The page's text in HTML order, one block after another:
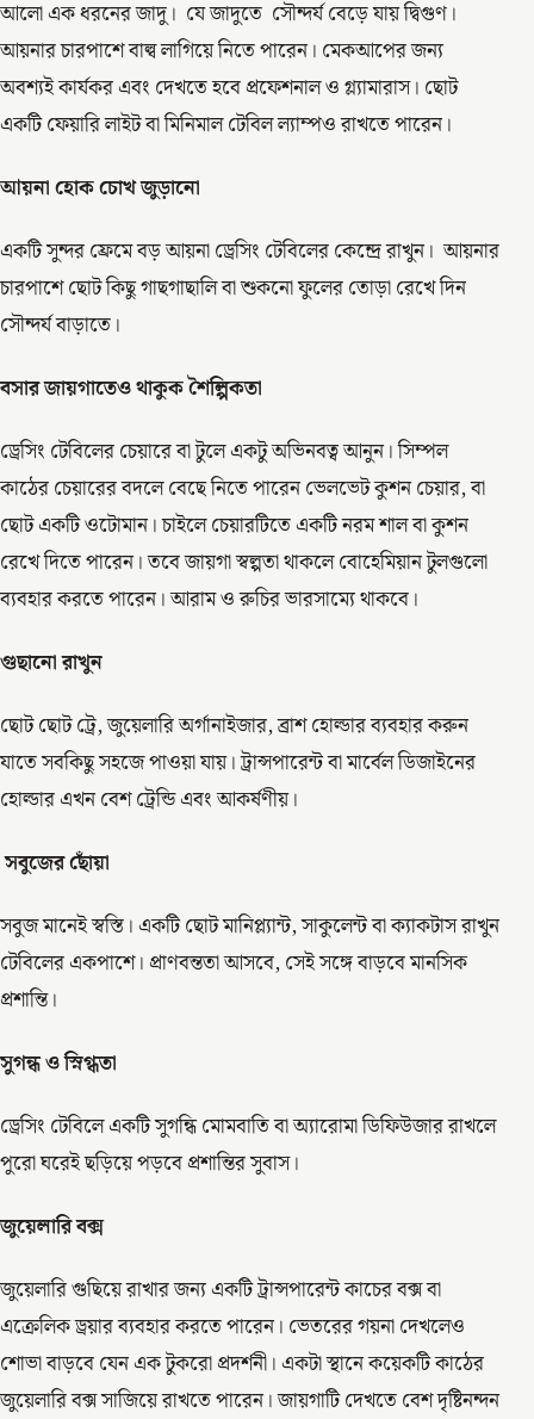
আলো এক ধরনের জাদু। যে জাদুতে সৌন্দর্য বেড়ে যায় দ্বিগুণ।
আয়নার চারপাশে বাল্ব লাগিয়ে নিতে পারেন। মেকআপের জন্য
অবশ্যই কার্যকর এবং দেখতে হবে প্রফেশনাল ও গ্ল্যামারাস। ছোট
একটি ফেয়ারি লাইট বা মিনিমাল টেবিল ল্যাম্পও রাখতে পারেন।
আয়না হোক চোখ জুড়ানো
একটি সুন্দর ফ্রেমে বড় আয়না ড্রেসিং টেবিলের কেন্দ্রে রাখুন। আয়নার
চারপাশে ছোট কিছু গাছগাছালি বা শুকনো ফুলের তোড়া রেখে দিন
সৌন্দর্য বাড়াতে।
বসার জায়গাতেও থাকুক শৈল্পিকতা
ড্রেসিং টেবিলের চেয়ারে বা টুলে একটু অভিনবত্ব আনুন। সিম্পল
কাঠের চেয়ারের বদলে বেছে নিতে পারেন ভেলভেট কুশন চেয়ার, বা
ছোট একটি ওটোমান। চাইলে চেয়ারটিতে একটি নরম শাল বা কুশন
রেখে দিতে পারেন। তবে জায়গা স্বল্পতা থাকলে বোহেমিয়ান টুলগুলো
ব্যবহার করতে পারেন। আরাম ও রুচির ভারসাম্যে থাকবে।
গুছানো রাখুন
ছোট ছোট ট্রে, জুয়েলারি অর্গানাইজার, ব্রাশ হোল্ডার ব্যবহার করুন
যাতে সবকিছু সহজে পাওয়া যায়। ট্রান্সপারেন্ট বা মার্বেল ডিজাইনের
হোল্ডার এখন বেশ ট্রেন্ডি এবং আকর্ষণীয়।
সবুজের ছোঁয়া
সবুজ মানেই স্বস্তি। একটি ছোট মানিপ্ল্যান্ট, সাকুলেন্ট বা ক্যাকটাস রাখুন
টেবিলের একপাশে। প্রাণবন্ততা আসবে, সেই সঙ্গে বাড়বে মানসিক
প্রশান্তি।
সুগন্ধ ও স্নিগ্ধতা
ড্রেসিং টেবিলে একটি সুগন্ধি মোমবাতি বা অ্যারোমা ডিফিউজার রাখলে
পুরো ঘরেই ছড়িয়ে পড়বে প্রশান্তির সুবাস।
জুয়েলারি বক্স
জুয়েলারি গুছিয়ে রাখার জন্য একটি ট্রান্সপারেন্ট কাচের বক্স বা
এক্রেলিক ড্রয়ার ব্যবহার করতে পারেন। ভেতরের গয়না দেখলেও
শোভা বাড়বে যেন এক টুকরো প্রদর্শনী। একটা স্থানে কয়েকটি কাঠের
জুয়েলারি বক্স সাজিয়ে রাখতে পারেন। জায়গাটি দেখতে বেশ দৃষ্টিনন্দন